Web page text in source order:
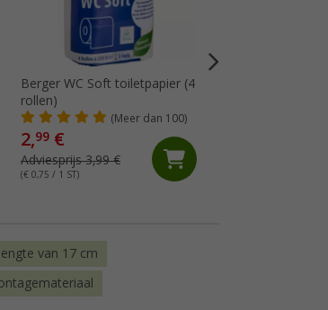
Berger WC Soft toiletpapier (4
rollen)
(Meer dan 100)
2,99 €
Adviesprijs 3,99 €
(€ 0,75 / 1 ST)
van 17 cm